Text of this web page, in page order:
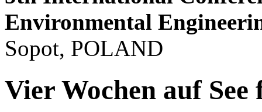
Environmental
Sopot, POLAND
Vier Wochen auf